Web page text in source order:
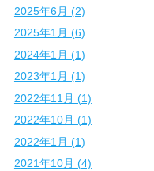
2025年6月 (2)
2025年1月 (6)
2024年1月 (1)
2023年1月 (1)
2022年11月 (1)
2022年10月 (1)
2022年1月 (1)
2021年10月 (4)